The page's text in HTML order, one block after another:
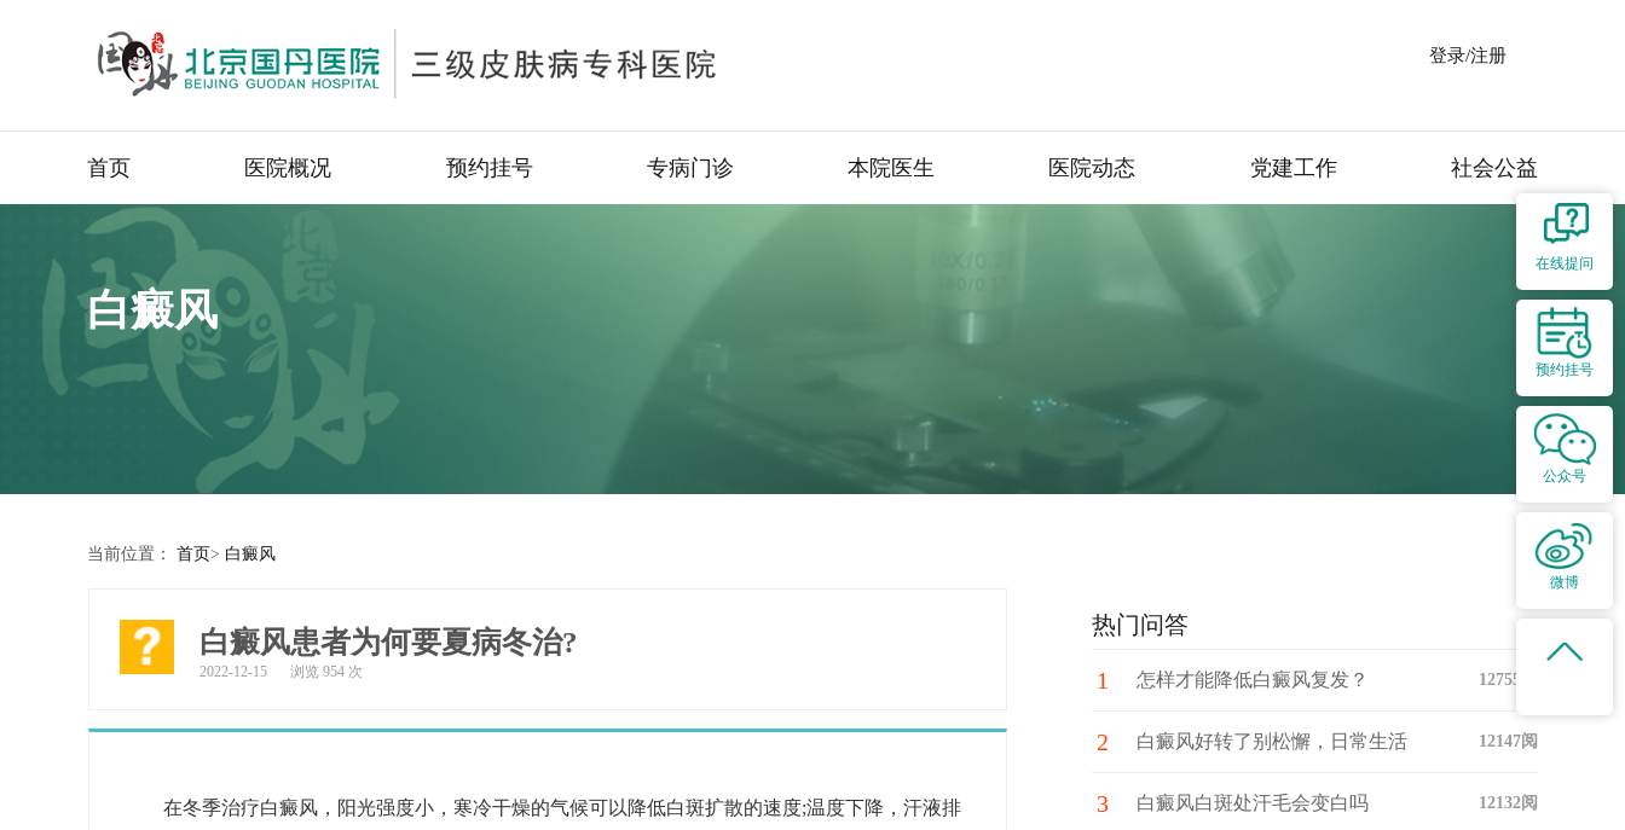
登录/注册
首页 医院概况 预约挂号 专病门诊 本院医生 医院动态 党建工作 社会公益
白癜风
当前位置： 首页> 白癜风
白癜风患者为何要夏病冬治?
2022-12-15 浏览 954 次
在冬季治疗白癜风，阳光强度小，寒冷干燥的气候可以降低白斑扩散的速度;温度下降，汗液排
热门问答
1 怎样才能降低白癜风复发？ 12755阅
2 白癜风好转了别松懈，日常生活
中注意这些护理细节！
12147阅
3 白癜风白斑处汗毛会变白吗 12132阅
在线提问
预约挂号
公众号
微博